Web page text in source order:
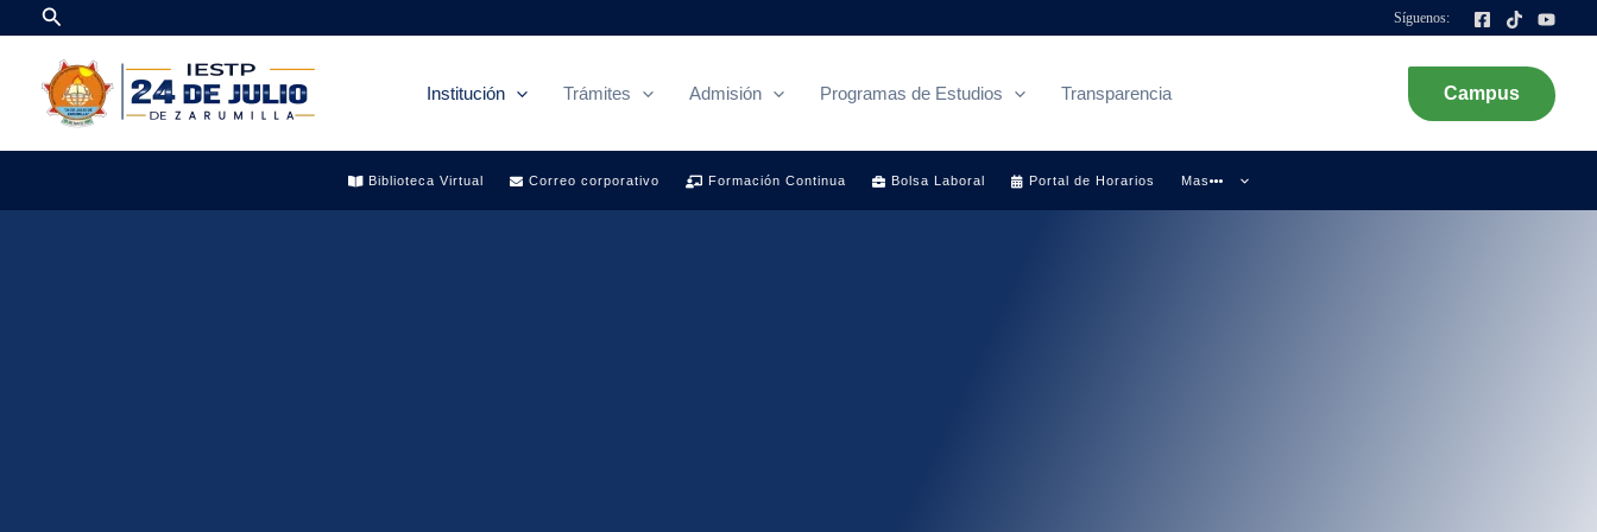
content
Search Síguenos:
Institución Trámites Admisión Programas de Estudios Transparencia Campus
Biblioteca Virtual Correo corporativo Formación Continua Bolsa Laboral Portal de Horarios Mas